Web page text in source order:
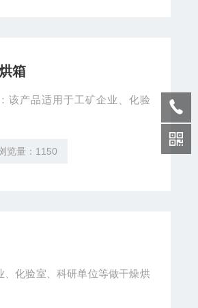
箱
该产品适用于工矿企业、化验
览量：1150
、化验室、科研单位等做干燥烘